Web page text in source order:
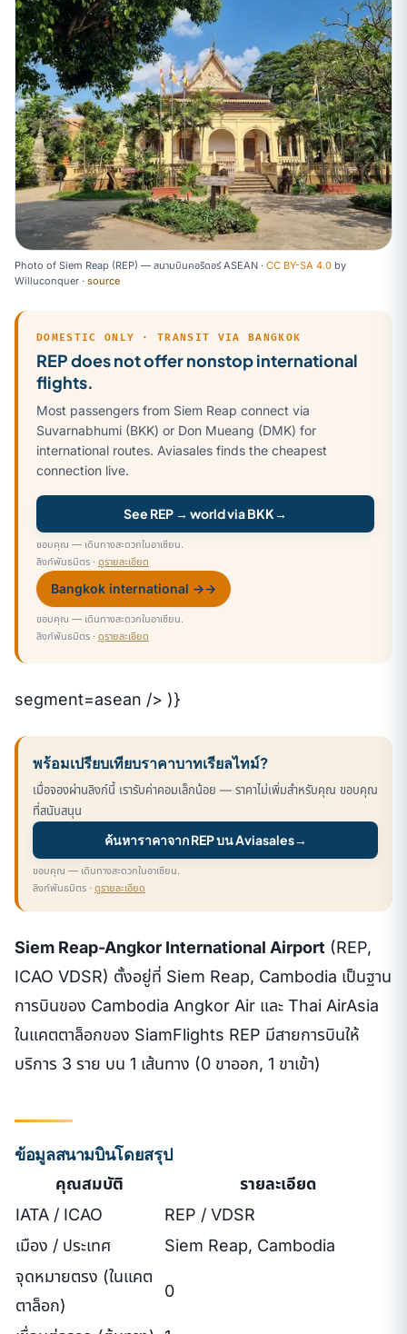
Photo of Siem Reap (REP) — สนามบินคอริดอร์ ASEAN · CC BY-SA 4.0 by
Willuconquer · source
DOMESTIC ONLY · TRANSIT VIA BANGKOK
REP does not offer nonstop international
flights.
Most passengers from Siem Reap connect via
Suvarnabhumi (BKK) or Don Mueang (DMK) for
international routes. Aviasales finds the cheapest
connection live.
See REP → world via BKK→
ขอบคุณ — เดินทางสะดวกในอาเซียน.
ลิงก์พันธมิตร · ดูรายละเอียด
Bangkok international →→
ขอบคุณ — เดินทางสะดวกในอาเซียน.
ลิงก์พันธมิตร · ดูรายละเอียด
segment=asean /> )}
พร้อมเปรียบเทียบราคาบาทเรียลไทม์?
เมื่อจองผ่านลิงก์นี้ เรารับค่าคอมเล็กน้อย — ราคาไม่เพิ่มสำหรับคุณ ขอบคุณ
ที่สนับสนุน
ค้นหาราคาจาก REP บน Aviasales→
ขอบคุณ — เดินทางสะดวกในอาเซียน.
ลิงก์พันธมิตร · ดูรายละเอียด
Siem Reap-Angkor International Airport (REP,
ICAO VDSR) ตั้งอยู่ที่ Siem Reap, Cambodia เป็นฐาน
การบินของ Cambodia Angkor Air และ Thai AirAsia
ในแคตตาล็อกของ SiamFlights REP มีสายการบินให้
บริการ 3 ราย บน 1 เส้นทาง (0 ขาออก, 1 ขาเข้า)
ข้อมูลสนามบินโดยสรุป
คุณสมบัติ
รายละเอียด
IATA / ICAO
REP / VDSR
เมือง / ประเทศ
Siem Reap, Cambodia
จุดหมายตรง (ในแคต
ตาล็อก)
0